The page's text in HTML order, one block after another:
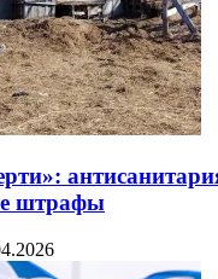
штрафы